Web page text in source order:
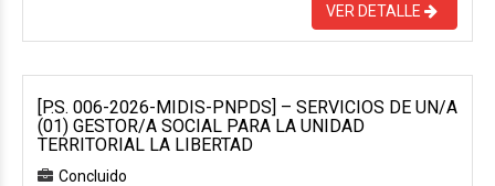
VER DETALLE
[P.S. 006-2026-MIDIS-PNPDS] – SERVICIOS DE UN/A
(01) GESTOR/A SOCIAL PARA LA UNIDAD
TERRITORIAL LA LIBERTAD
Concluido